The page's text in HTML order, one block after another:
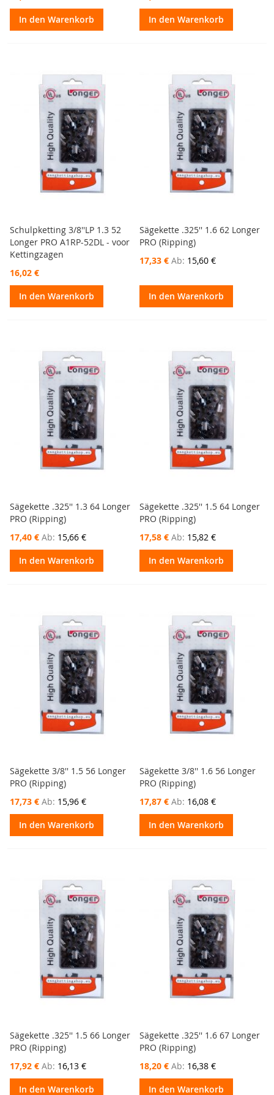
In den Warenkorb
In den Warenkorb
Schulpketting 3/8''LP 1.3 52
Longer PRO A1RP-52DL - voor
Kettingzagen
16,02 €
In den Warenkorb
Sägekette .325'' 1.6 62 Longer
PRO (Ripping)
17,33 € Ab 15,60 €
In den Warenkorb
Sägekette .325'' 1.3 64 Longer
PRO (Ripping)
17,40 € Ab 15,66 €
In den Warenkorb
Sägekette .325'' 1.5 64 Longer
PRO (Ripping)
17,58 € Ab 15,82 €
In den Warenkorb
Sägekette 3/8'' 1.5 56 Longer
PRO (Ripping)
17,73 € Ab 15,96 €
In den Warenkorb
Sägekette 3/8'' 1.6 56 Longer
PRO (Ripping)
17,87 € Ab 16,08 €
In den Warenkorb
Sägekette .325'' 1.5 66 Longer
PRO (Ripping)
17,92 € Ab 16,13 €
In den Warenkorb
Sägekette .325'' 1.6 67 Longer
PRO (Ripping)
18,20 € Ab 16,38 €
In den Warenkorb